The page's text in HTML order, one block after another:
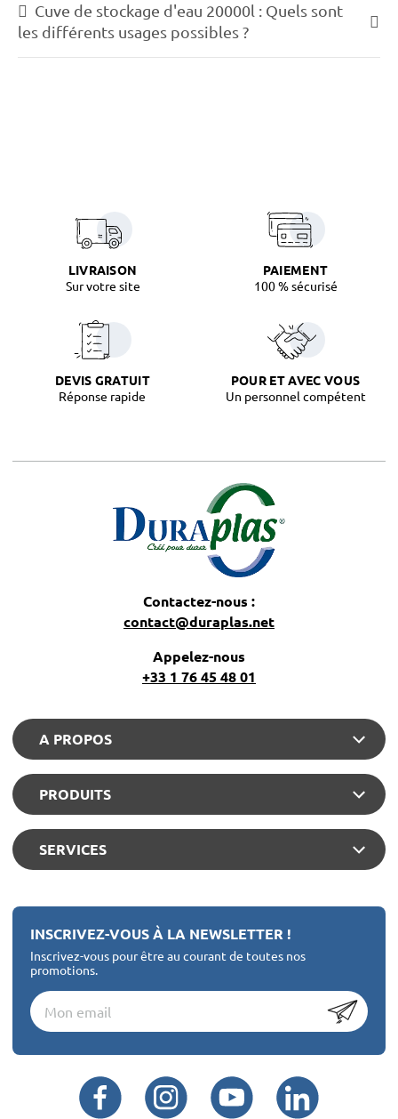
Cuve de stockage d'eau 20000l : Quels sont
les différents usages possibles ?
LIVRAISON
Sur votre site
PAIEMENT
100 % sécurisé
DEVIS GRATUIT
Réponse rapide
POUR ET AVEC VOUS
Un personnel compétent
Contactez-nous :
contact@duraplas.net
Appelez-nous
+33 1 76 45 48 01
A PROPOS
PRODUITS
SERVICES
INSCRIVEZ-VOUS À LA NEWSLETTER !
Inscrivez-vous pour être au courant de toutes nos
promotions.